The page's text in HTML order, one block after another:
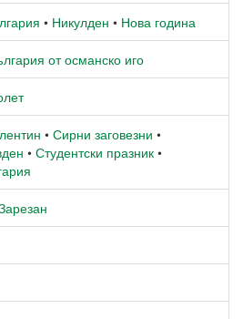
• Никулден • Нова година
от османско иго
• Сирни заговезни •
• Студентски празник •